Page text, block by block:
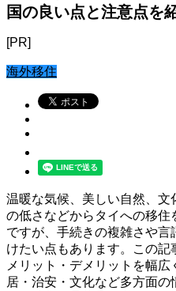
国の良い点と注意点を
[PR]
海外移住
温暖な気候、美しい自然、文
の低さなどからタイへの移住
ですが、手続きの複雑さや
けたい点もあります。この
メリット・デメリットを幅
居・治安・文化など多方面の